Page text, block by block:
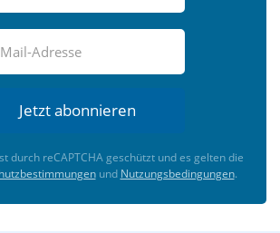
Jetzt abonnieren
durch reCAPTCHA geschützt und es gelten die
und Nutzungsbedingungen.